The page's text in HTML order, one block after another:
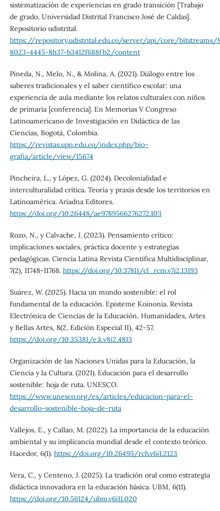
sistematización de experiencias en grado transición [Trabajo
de grado, Universidad Distrital Francisco José de Caldas].
Repositorio udistrital.
https://repository.udistrital.edu.co/server/api/core/bitstreams/
8023-4445-8b37-b3412f688fb2/content
Pineda, N., Melo, N., & Molina, A. (2021). Diálogo entre los
saberes tradicionales y el saber científico escolar: una
experiencia de aula mediante los relatos culturales con niños
de primaria [conferencia]. En Memorias V Congreso
Latinoamericano de Investigación en Didáctica de las
Ciencias, Bogotá, Colombia.
https://revistas.upn.edu.co/index.php/bio-
grafia/article/view/15674
Pincheira, L., y López, G. (2024). Decolonialidad e
interculturalidad crítica. Teoría y praxis desde los territorios en
Latinoamérica. Ariadna Editores.
https://doi.org/10.26448/ae9789566276272.103
Rozo, N., y Calvache, J. (2023). Pensamiento crítico:
implicaciones sociales, práctica docente y estrategias
pedagógicas. Ciencia Latina Revista Científica Multidisciplinar,
7(2), 11748-11768. https://doi.org/10.37811/cl_rcm.v7i2.13193
Suárez, W. (2025). Hacia un mundo sostenible: el rol
fundamental de la educación. Episteme Koinonia. Revista
Electrónica de Ciencias de la Educación, Humanidades, Artes
y Bellas Artes, 8(2, Edición Especial II), 42-57.
https://doi.org/10.35381/e.k.v8i2.4813
Organización de las Naciones Unidas para la Educación, la
Ciencia y la Cultura. (2021). Educación para el desarrollo
sostenible: hoja de ruta. UNESCO.
https://www.unesco.org/es/articles/educacion-para-el-
desarrollo-sostenible-hoja-de-ruta
Vallejos, E., y Callao, M. (2022). La importancia de la educación
ambiental y su implicancia mundial desde el contexto teórico.
Hacedor, 6(1). https://doi.org/10.26495/rch.v6i1.2123
Vera, C., y Centeno, J. (2025). La tradición oral como estrategia
didáctica innovadora en la educación básica. UBM, 6(11).
https://doi.org/10.56124/ubm.v6i11.020